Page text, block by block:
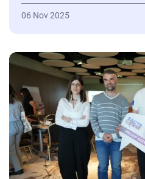
06 Nov 2025